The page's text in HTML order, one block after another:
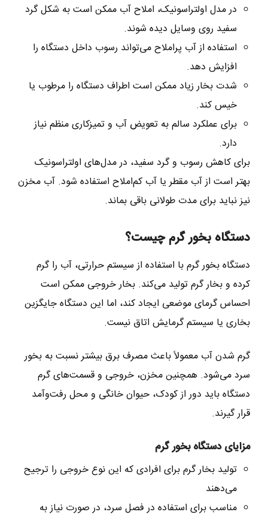
در مدل اولتراسونیک، املاح آب ممکن است به شکل گرد
سفید روی وسایل دیده شوند.
استفاده از آب پراملاح می‌تواند رسوب داخل دستگاه را
افزایش دهد.
شدت بخار زیاد ممکن است اطراف دستگاه را مرطوب یا
خیس کند.
برای عملکرد سالم به تعویض آب و تمیزکاری منظم نیاز
دارد.
برای کاهش رسوب و گرد سفید، در مدل‌های اولتراسونیک
بهتر است از آب مقطر یا آب کم‌املاح استفاده شود. آب مخزن
نیز نباید برای مدت طولانی باقی بماند.
دستگاه بخور گرم چیست؟
دستگاه بخور گرم با استفاده از سیستم حرارتی، آب را گرم
کرده و بخار گرم تولید می‌کند. بخار خروجی ممکن است
احساس گرمای موضعی ایجاد کند، اما این دستگاه جایگزین
بخاری یا سیستم گرمایش اتاق نیست.
گرم شدن آب معمولاً باعث مصرف برق بیشتر نسبت به بخور
سرد می‌شود. همچنین مخزن، خروجی و قسمت‌های گرم
دستگاه باید دور از کودک، حیوان خانگی و محل رفت‌وآمد
قرار گیرند.
مزایای دستگاه بخور گرم
تولید بخار گرم برای افرادی که این نوع خروجی را ترجیح
می‌دهند
مناسب برای استفاده در فصل سرد، در صورت نیاز به